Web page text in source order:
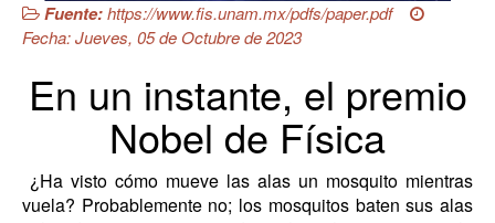
Fuente:https://www.fis.unam.mx/pdfs/paper.pdf
Fecha: Jueves, 05 de Octubre de 2023
En un instante, el premio
Nobel de Física
¿Ha visto cómo mueve las alas un mosquito mientras
vuela? Probablemente no; los mosquitos baten sus alas